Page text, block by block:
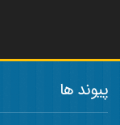
پیوند ها